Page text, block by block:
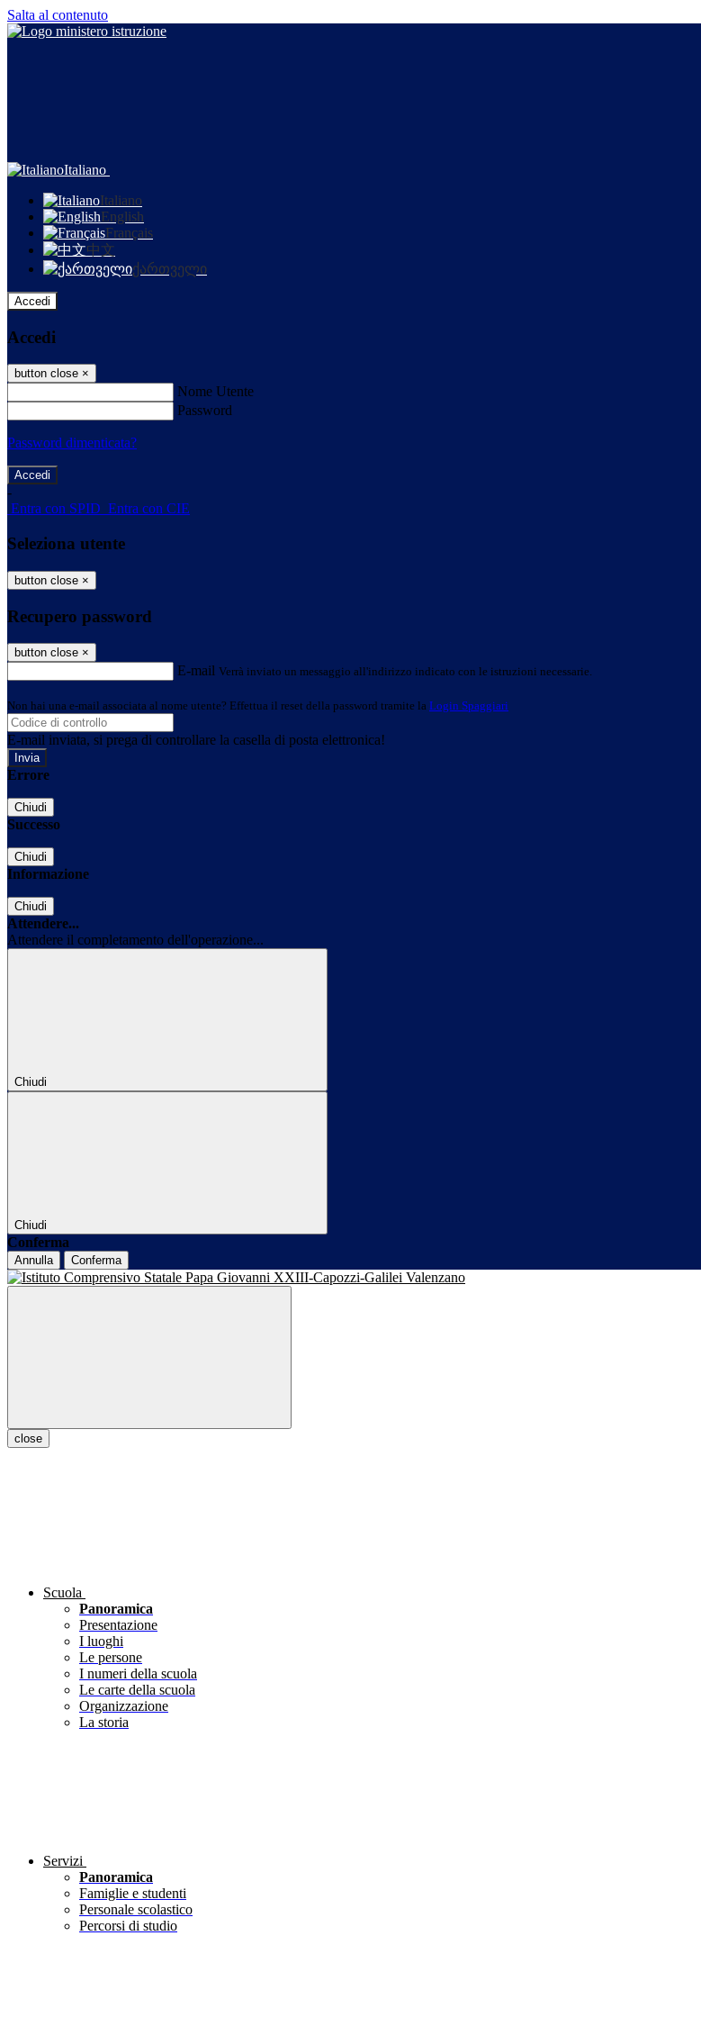
Salta al contenuto
Italiano
Italiano
English
Français
中文
ქართველი
Accedi
Accedi
button close ×
Nome Utente
Password
Password dimenticata?
-
Entra con SPID Entra con CIE
Seleziona utente
button close ×
Recupero password
button close ×
E-mail Verrà inviato un messaggio all'indirizzo indicato con le istruzioni necessarie.
Non hai una e-mail associata al nome utente? Effettua il reset della password tramite la Login Spaggiari
E-mail inviata, si prega di controllare la casella di posta elettronica!
Errore
Chiudi
Successo
Chiudi
Informazione
Chiudi
Attendere...
Attendere il completamento dell'operazione...
Chiudi
Chiudi
Conferma
Annulla Conferma
close
Scuola
Panoramica
Presentazione
I luoghi
Le persone
I numeri della scuola
Le carte della scuola
Organizzazione
La storia
Servizi
Panoramica
Famiglie e studenti
Personale scolastico
Percorsi di studio